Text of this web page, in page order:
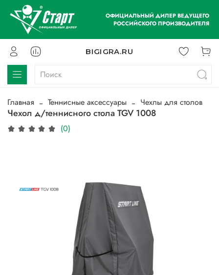
ОФИЦИАЛЬНЫЙ ДИЛЕР ВЕДУЩЕГО
РОССИЙСКОГО ПРОИЗВОДИТЕЛЯ
BIGIGRA.RU
Главная Теннисные аксессуары Чехлы для столов
Чехол д/теннисного стола TGV 1008
(0)